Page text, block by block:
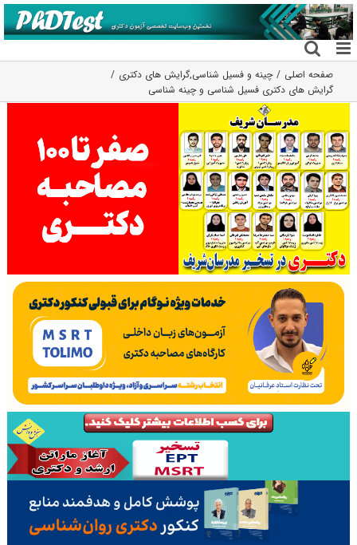
رفتن
به
محتوا
صفحه اصلی چینه و فسیل شناسی,گرایش های دکتری
گرایش های دکتری فسیل شناسی و چینه شناسی